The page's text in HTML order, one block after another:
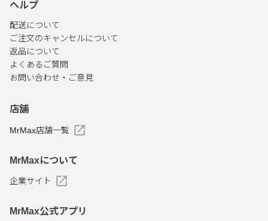
ヘルプ
配送について
ご注文のキャンセルについて
返品について
よくあるご質問
お問い合わせ・ご意見
店舗
MrMax店舗一覧
MrMaxについて
企業サイト
MrMax公式アプリ